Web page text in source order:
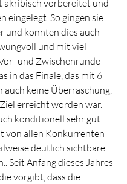
akribisch vorbereitet und
eingelegt. So gingen sie
und konnten dies auch
und mit viel
und Zwischenrunde
in das Finale, das mit 6
keine Überraschung,
erreicht worden war.
konditionell sehr gut
von allen Konkurrenten
deutlich sichtbare
Seit Anfang dieses Jahres
vorgibt, dass die